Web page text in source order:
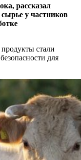
рассказал
у частников
стали
для